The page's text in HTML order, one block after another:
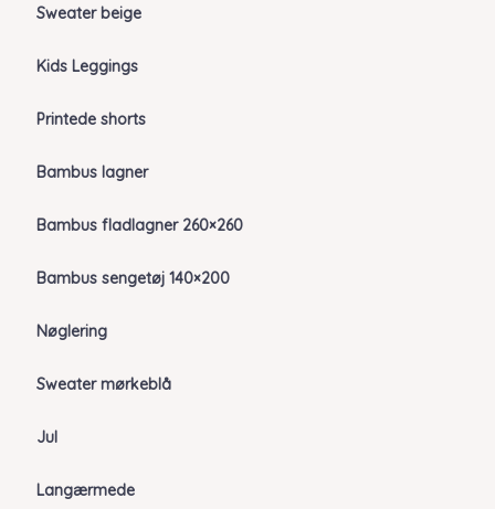
Sweater beige
Kids Leggings
Printede shorts
Bambus lagner
Bambus fladlagner 260×260
Bambus sengetøj 140×200
Nøglering
Sweater mørkeblå
Jul
Langærmede